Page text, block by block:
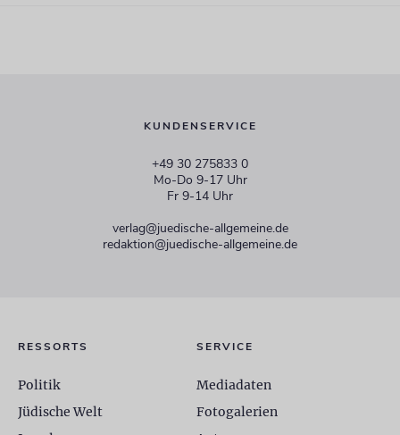
KUNDENSERVICE
+49 30 275833 0
Mo-Do 9-17 Uhr
Fr 9-14 Uhr
verlag@juedische-allgemeine.de
redaktion@juedische-allgemeine.de
RESSORTS
Politik
Jüdische Welt
SERVICE
Mediadaten
Fotogalerien